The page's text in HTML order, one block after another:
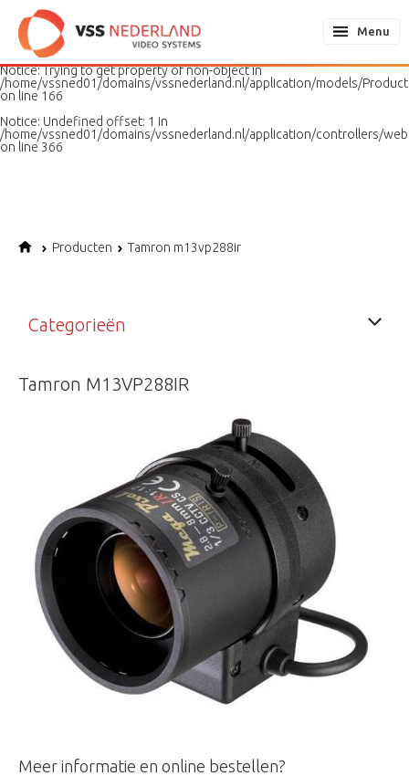
Notice: Undefined variable: page in
/home/vssned01/domains/vssnederland.nl/application/models/
on line
187
Notice: Trying to get property of non-object in
/home/vssned01/domains/vssnederland.nl/application/models/
on line 166
Notice: Undefined offset: 1 in
/home/vssned01/domains/vssnederland.nl/application/controllers/
on line 366
Menu
Producten Tamron m13vp288ir
Categorieën
Tamron M13VP288IR
Meer informatie en online bestellen?